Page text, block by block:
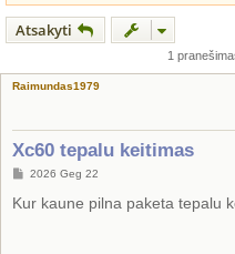
Atsakyti
1
Raimundas1979
Xc60 tepalu keitimas
S
a
n
2026 Geg 22
Kur kaune pilna paketa tepalu